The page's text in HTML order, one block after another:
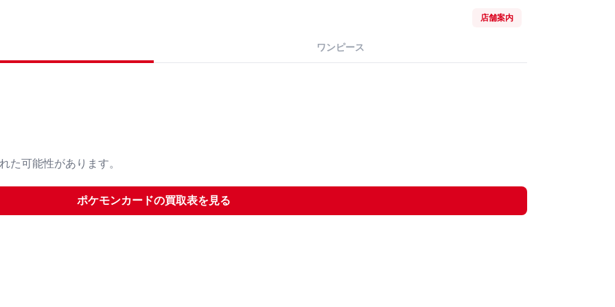
店舗案内
ワンピース
た可能性があります。
ポケモンカードの買取表を見る